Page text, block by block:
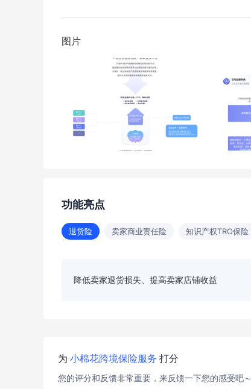
图片
功能亮点
退货险 卖家商业责任险 知识产权TRO保险
降低卖家退货损失、提高卖家店铺收益
为 小棉花跨境保险服务 打分
您的评分和反馈非常重要，来反馈一下您的感受吧～